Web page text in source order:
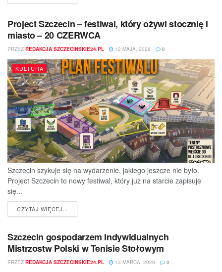
Project Szczecin – festiwal, który ożywi stocznię i
miasto – 20 CZERWCA
PRZEZ REDAKCJA SZCZECINSKIE24.PL 12 MAJA, 2026 0
KULTURA
Szczecin szykuje się na wydarzenie, jakiego jeszcze nie było.
Project Szczecin to nowy festiwal, który już na starcie zapisuje
się...
CZYTAJ WIĘCEJ...
Szczecin gospodarzem Indywidualnych
Mistrzostw Polski w Tenisie Stołowym
PRZEZ REDAKCJA SZCZECINSKIE24.PL 13 MARCA, 2026 0